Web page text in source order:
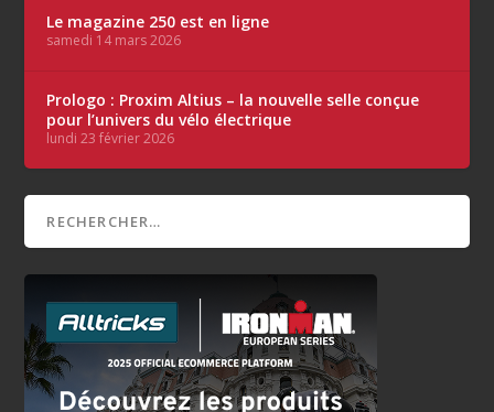
Le magazine 250 est en ligne
samedi 14 mars 2026
Prologo : Proxim Altius – la nouvelle selle conçue
pour l’univers du vélo électrique
lundi 23 février 2026